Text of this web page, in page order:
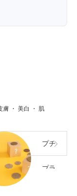
膚 ・ 美白 ・ 肌
プチ
プラ